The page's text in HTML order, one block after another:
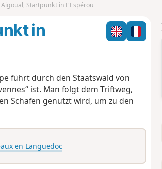
Startpunkt in L'Espérou
in
führt durch den Staatswald von
ist. Man folgt dem Triftweg,
Schafen genutzt wird, um zu den
en Languedoc